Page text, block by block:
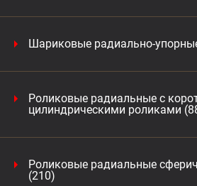
Шариковые радиально-
Роликовые радиальные с
цилиндрическими роликами
Роликовые радиальные
(210)